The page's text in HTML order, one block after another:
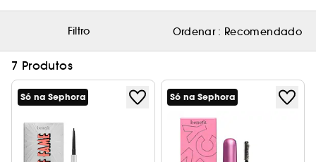
Filtro Ordenar : Recomendado
7 Produtos
Só na Sephora Só na Sephora